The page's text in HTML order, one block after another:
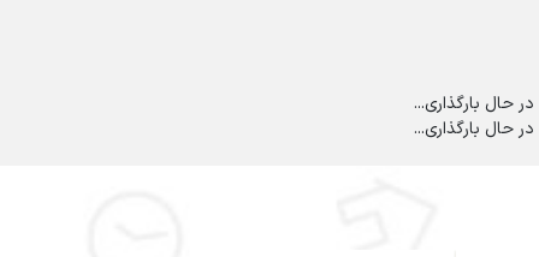
در حال بارگذاری...
در حال بارگذاری...